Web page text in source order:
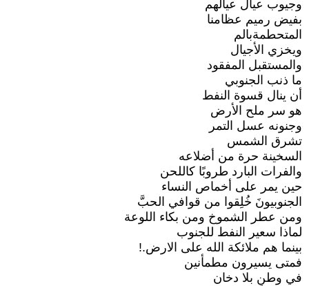
وجيوب عيال عيالهم
بفيض رميم عظامنا
المتحطمةبالم
ويخزي الأجيال
والمستقبل المفقود
ما ذنب الجنوبي
أن ينال قسوة النفط
هو سر ملح الأرض
وجنونه عسل التمر
تشرق الشمس
السخينة حرة من أضلاعه
والفرات البارد طروبًا كاللحن
حين يمر على أخماص النساء
الجنوبيونَ خُلِقوا من قوافي الحبَّ
ومن عطر الشموخ ومن بكاء اللوعة
لماذا سعير النفط للجنوب
بينما هم ملائكة الله على الارض.!
فمتى يسيرون مطمأنين
في وطنٍ بلا دخان